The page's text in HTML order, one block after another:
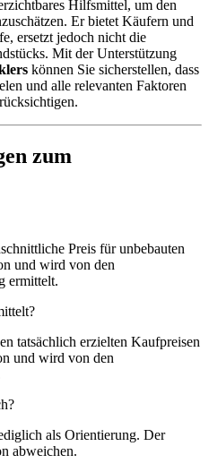
Hilfsmittel, um den
Er bietet Käufern und
ersetzt jedoch nicht die
Mit der Unterstützung
können Sie sicherstellen, dass
und alle relevanten Faktoren
zum
Preis für unbebauten
und wird von den
ermittelt.
tatsächlich erzielten Kaufpreisen
und wird von den
als Orientierung. Der
abweichen.